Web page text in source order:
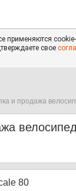
применяются
свое
и продажа
80